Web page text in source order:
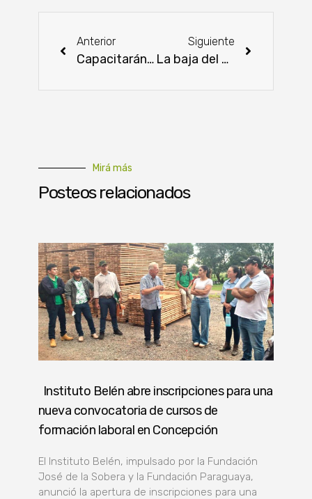
Anterior
Capacitarán a más de 5.000 personas con el programa “Estemos Abiertos” 2025
Siguiente
La baja del hato era esperada, pero preocupa su magnitud, dijo Baumgarten
Mirá más
Posteos relacionados
Instituto Belén abre inscripciones para una
nueva convocatoria de cursos de
formación laboral en Concepción
El Instituto Belén, impulsado por la Fundación
José de la Sobera y la Fundación Paraguaya,
anunció la apertura de inscripciones para una